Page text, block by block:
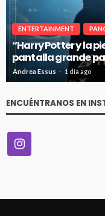
ENTERTAINMENT
“Harry Potter y la
pantalla grande
Andrea Essus 1 día ago
ENCUÉNTRANOS EN